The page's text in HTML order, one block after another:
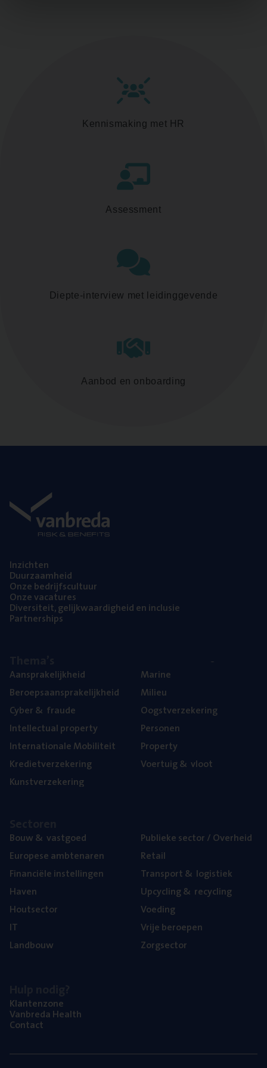
Kennismaking met HR
Assessment
Diepte-interview met leidinggevende
Aanbod en onboarding
Inzich­ten
Duur­zaam­heid
Onze bedrijfs­cul­tuur
Onze vaca­tu­res
Diver­si­teit, gelijk­waar­dig­heid en inclusie
Part­ner­ships
Aan­spra­ke­lijk­heid
Beroeps­aan­spra­ke­lijk­heid
Cyber& fraude
Intel­lec­tu­al property
Inter­na­ti­o­na­le Mobiliteit
Kre­diet­ver­ze­ke­ring
Kunst­ver­ze­ke­ring
Mari­ne
Mili­eu
Oogst­ver­ze­ke­ring
Per­so­nen
Pro­per­ty
Voer­tuig& vloot
Bouw& vastgoed
Euro­pe­se ambtenaren
Finan­ci­ë­le instellingen
Haven
Hout­sec­tor
IT
Land­bouw
Publie­ke sec­tor / Overheid
Retail
Trans­port& logistiek
Upcy­cling& recycling
Voe­ding
Vrije beroe­pen
Zorg­sec­tor
Klan­ten­zo­ne
Van­b­re­da Health
Con­tact